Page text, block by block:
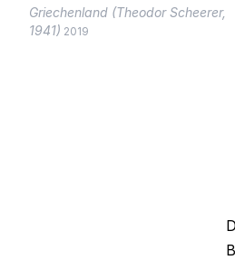
Griechenland (Theodor Scheerer,
1941) 2019